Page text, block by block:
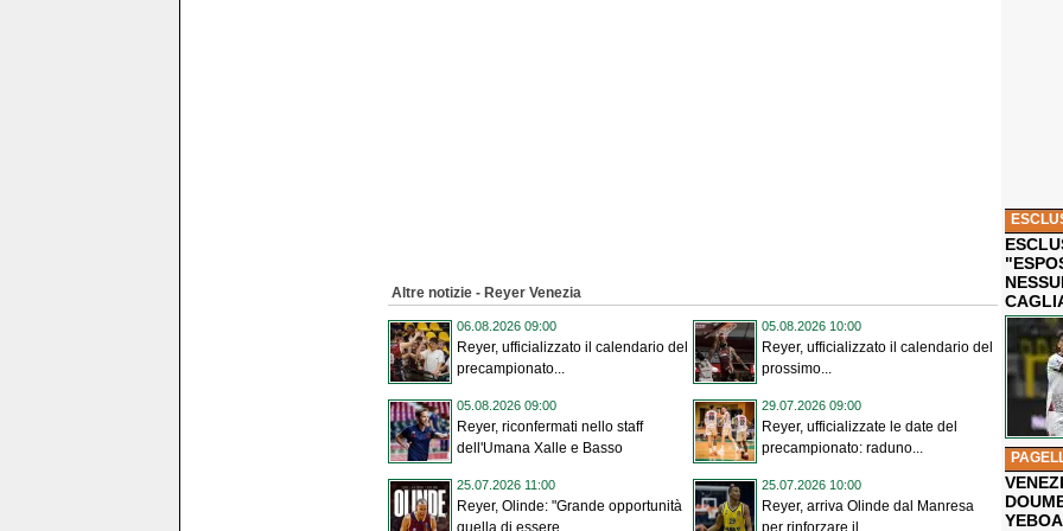
Altre notizie - Reyer Venezia
06.08.2026 09:00
Reyer, ufficializzato il calendario del
precampionato...
05.08.2026 10:00
Reyer, ufficializzato il calendario del
prossimo...
05.08.2026 09:00
Reyer, riconfermati nello staff
dell'Umana Xalle e Basso
29.07.2026 09:00
Reyer, ufficializzate le date del
precampionato: raduno...
25.07.2026 11:00
Reyer, Olinde: "Grande opportunità
25.07.2026 10:00
Reyer, arriva Olinde dal Manresa